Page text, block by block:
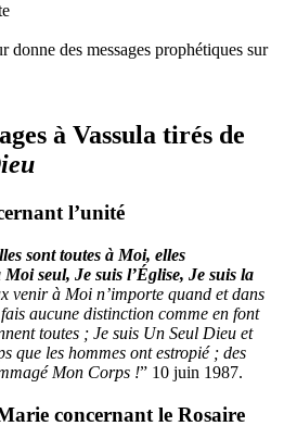
donne des messages prophétiques sur
à Vassula tirés de
l’unité
sont toutes à Moi, elles
seul, Je suis l’Église, Je suis la
venir à Moi n’importe quand et dans
aucune distinction comme en font
toutes ; Je suis Un Seul Dieu et
que les hommes ont estropié ; des
Mon Corps !” 10 juin 1987.
concernant le Rosaire